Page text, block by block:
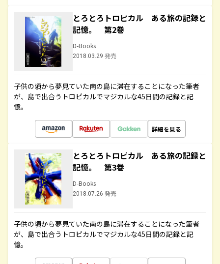
とろとろトロピカル ある旅の記録と
記憶。 第2巻
D-Books
2018.03.29 発売
子供の頃から夢見ていた南の島に滞在することになった筆者
が、島で出合うトロピカルでマジカルな45日間の記録と記
憶。
詳細を見る
とろとろトロピカル ある旅の記録と
記憶。 第3巻
D-Books
2018.07.26 発売
子供の頃から夢見ていた南の島に滞在することになった筆者
が、島で出合うトロピカルでマジカルな45日間の記録と記
憶。